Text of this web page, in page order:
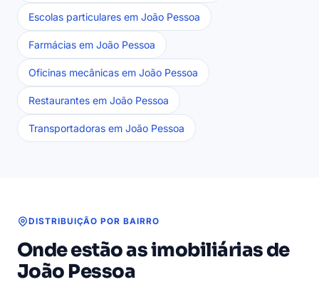
Escolas particulares em João Pessoa
Farmácias em João Pessoa
Oficinas mecânicas em João Pessoa
Restaurantes em João Pessoa
Transportadoras em João Pessoa
DISTRIBUIÇÃO POR BAIRRO
Onde estão as imobiliárias de
João Pessoa